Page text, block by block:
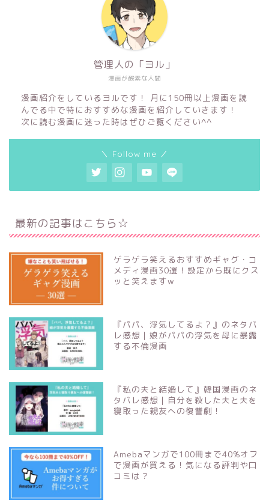
漫画が酸素な人間
管理人の「ヨル」
漫画紹介をしているヨルです！ 月に150冊以上漫画を読
んでる中で特におすすめな漫画を紹介していきます！
次に読む漫画に迷った時はぜひご覧ください^^
＼ Follow me ／
最新の記事はこちら☆
ゲラゲラ笑えるおすすめギャグ・コ
メディ漫画30選！設定から既にクス
ッと笑えますw
『パパ、浮気してるよ？』のネタバ
レ感想｜娘がパパの浮気を母に暴露
する不倫漫画
『私の夫と結婚して』韓国漫画のネ
タバレ感想｜自分を殺した夫と夫を
寝取った親友への復讐劇！
Amebaマンガで100冊まで40%オフ
で漫画が買える！気になる評判や口
コミは？